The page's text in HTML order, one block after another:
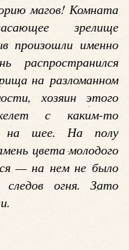
магов! Комната
зрелище
произошли именно
на разломанном
хозяин этого
с каким-то
на шее. На полу
цвета молодого
— на нем не было
огня. Зато